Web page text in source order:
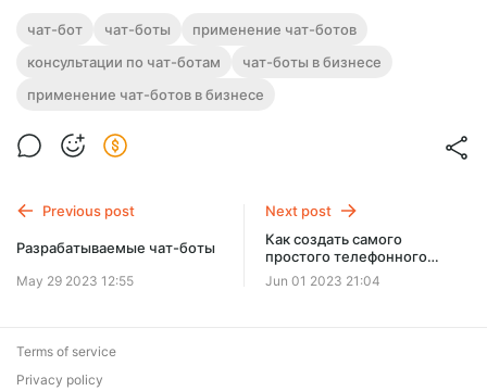
чат-бот чат-боты
применение чат-ботов
консультации по чат-ботам
чат-боты в бизнесе
применение чат-ботов в бизнесе
Previous post
Разрабатываемые чат-боты
May 29 2023 12:55
Next post
Как создать самого
простого телефонного
Робота-Информатора
(AimyLogic)
Jun 01 2023 21:04
Terms of service
Privacy policy